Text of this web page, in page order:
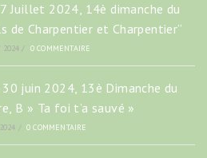
Juillet 2024, 14è dimanche du
de Charpentier et Charpentier”
2024 / 0 COMMENTAIRE
juin 2024, 13è Dimanche du
B » Ta foi t’a sauvé »
/ 0 COMMENTAIRE